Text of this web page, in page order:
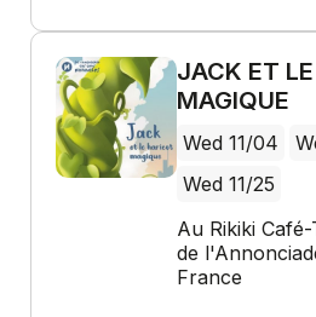
JACK ET
MAGIQUE
Wed 11/04
Wed 11/25
Au Rikiki
de
France